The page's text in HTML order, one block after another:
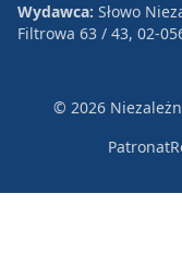
Wydawca: Słowo
Filtrowa 63 / 43, 02-
© 2026
Patronat